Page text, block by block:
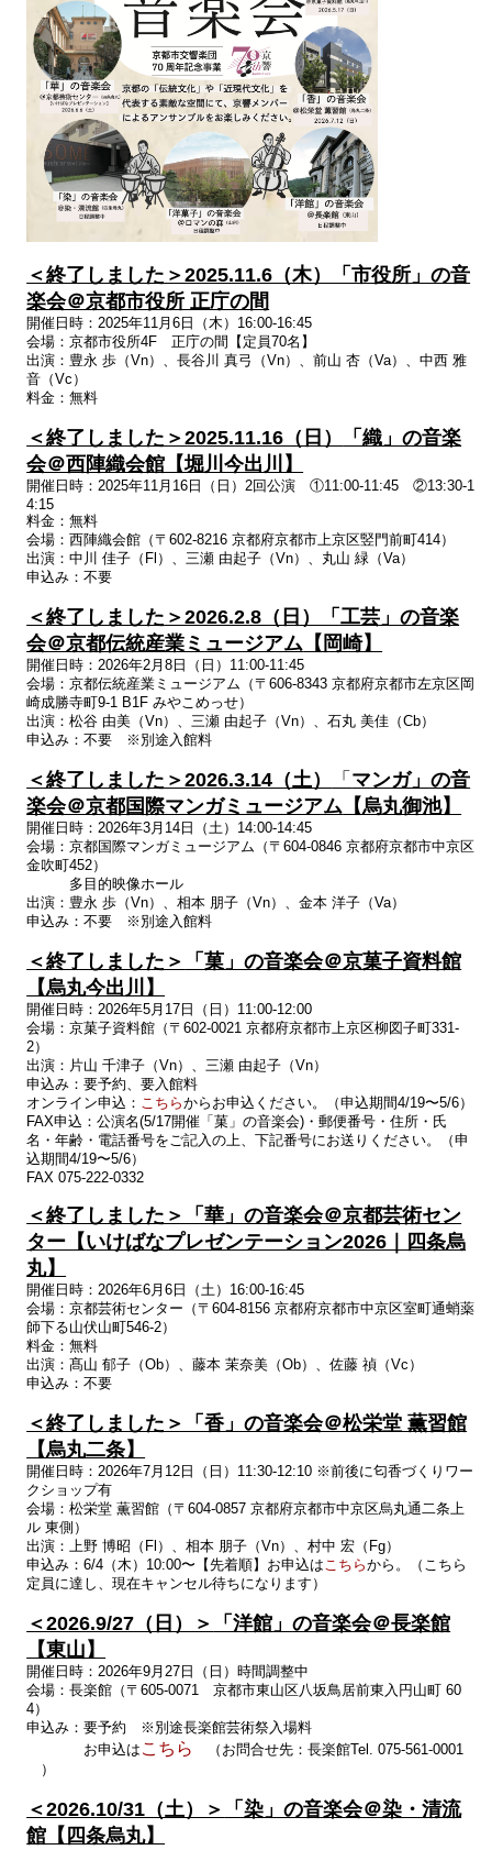
＜終了しました＞2025.11.6（木）「市役所」の音
楽会＠京都市役所 正庁の間
開催日時：2025年11月6日（木）16:00-16:45
会場：京都市役所4F 正庁の間【定員70名】
出演：豊永 歩（Vn）、長谷川 真弓（Vn）、前山 杏（Va）、中西 雅
音（Vc ）
料金：無料
＜終了しました＞2025.11.16（日）
「織」の音楽
会＠西陣織会館【堀川今出川】
開催日時：2025年11月16日（日）2回公演 ①11:00-11:45 ②13:30-1
4:15
料金：無料
会場：西陣織会館（〒602-8216 京都府京都市上京区竪門前町414）
出演：中川 佳子（ Fl ）、三瀬 由起子（Vn）、丸山 緑（Va）
申込み：不要
＜終了しました＞2026.2.8（日）「工芸」の音楽
会＠京都伝統産業ミュージアム 【岡崎】
開催日時：2026年2月8日（日）11:00-11:45
会場：京都伝統産業ミュージアム（〒606-8343 京都府京都市左京区岡
崎成勝寺町9-1 B1F みやこめっせ）
出演：松谷 由美（Vn）、三瀬 由起子（Vn）、石丸 美佳（Cb）
申込み：不要 ※別途入館料
＜終了しました＞2026.3.14（土） 「 マンガ」の音
楽会＠京都国際マンガミュージアム 【烏丸御池】
開催日時：2026年3月14日（土）14:00-14:45
会場：京都国際マンガミュージアム（〒604-0846 京都府京都市中京区
金吹町452）
多目的映像ホール
出演：豊永 歩（Vn）、相本 朋子（Vn）、金本 洋子（Va）
申込み：不要 ※別途入館料
＜終了しました＞
「菓」の音楽会＠京菓子資料館
【烏丸今出川】
開催日時：2026年5月17日（日）11:00-12:00
会場：京菓子資料館（〒602-0021 京都府京都市上京区柳図子町331-
2）
出演：片山 千津子（Vn）、三瀬 由起子（Vn）
申込み：要予約、要入館料
オンライン申込： こちらからお申込ください。（申込期間4/19〜5/6）
FAX申込：公演名(5/17開催 「菓」の音楽会) ・郵便番号・住所・氏
名・年齢・ 電話番号をご記入の上、下記番号にお送りください。
（申
込期間4/19〜5/6）
FAX 075-222-0332
＜終了しました＞「華」の音楽会＠京都芸術セン
ター【いけばなプレゼンテーション2026｜四条烏
丸】
開催日時：2026年6月6日（土）16:00-16:45
会場：京都芸術センター（〒604-8156 京都府京都市中京区室町通蛸薬
師下る山伏山町546-2）
料金：無料
出演：髙山 郁子（Ob）、藤本 茉奈美（Ob）、佐藤 禎（Vc）
申込み：不要
＜終了しました＞「香」の音楽会＠松栄堂 薫習館
【烏丸二条】
開催日時：2026年7月12日（日）11:30-12:10 ※前後に匂香づくりワー
クショップ有
会場：松栄堂 薫習館（〒604-0857 京都府京都市中京区烏丸通二条上
ル 東側）
出演：上野 博昭（ Fl ）、相本 朋子（Vn）、村中 宏（ Fg）
申込み：6/4（木）10:00〜【先着順】お申込は こちらから。（こちら
定員に達し、現在キャンセル待ちになります）
＜2026.9/27（日）＞
「洋館」の音楽会＠長楽館
【東山】
開催日時：2026年9月27日（日）時間調整中
会場：長楽館（〒605-0071 京都市東山区八坂鳥居前東入円山町 60
4）
申込み：要予約 ※別途長楽館芸術祭入場料
お申込は こちら
（お問合せ先：長楽館Tel. 075-561-0001
）
＜2026.10/31（土）＞
「染」の音楽会＠染・清流
館【四条烏丸】